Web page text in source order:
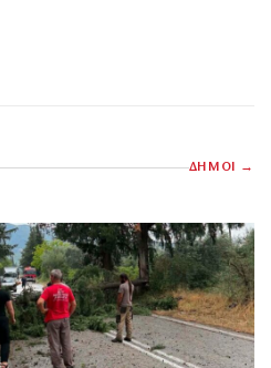
ΔΗΜΟΙ